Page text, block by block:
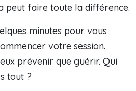
peut faire toute la différence.
minutes pour vous
votre session.
prévenir que guérir. Qui
tout ?